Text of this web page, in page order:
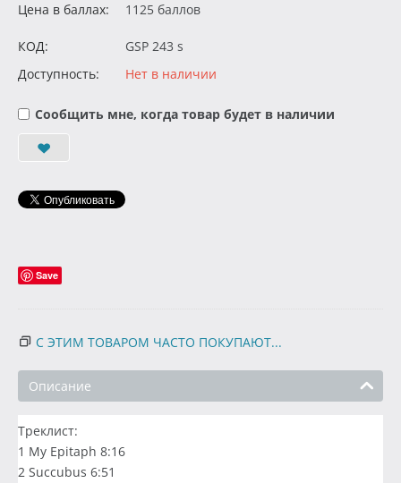
Цена в баллах: 1125 баллов
КОД:
GSP 243 s
Доступность:
Нет в наличии
Сообщить мне, когда товар будет в наличии
Save
С ЭТИМ ТОВАРОМ ЧАСТО ПОКУПАЮТ...
Описание
Треклист:
1 My Epitaph 8:16
2 Succubus 6:51